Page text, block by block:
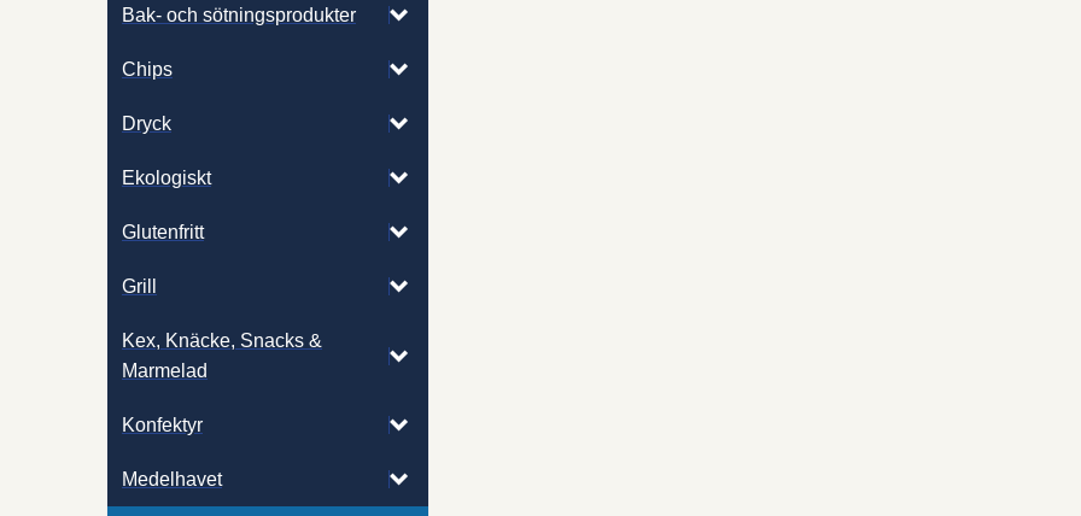
Bak- och sötningsprodukter
Chips
Dryck
Ekologiskt
Glutenfritt
Grill
Kex, Knäcke, Snacks &
Marmelad
Konfektyr
Medelhavet